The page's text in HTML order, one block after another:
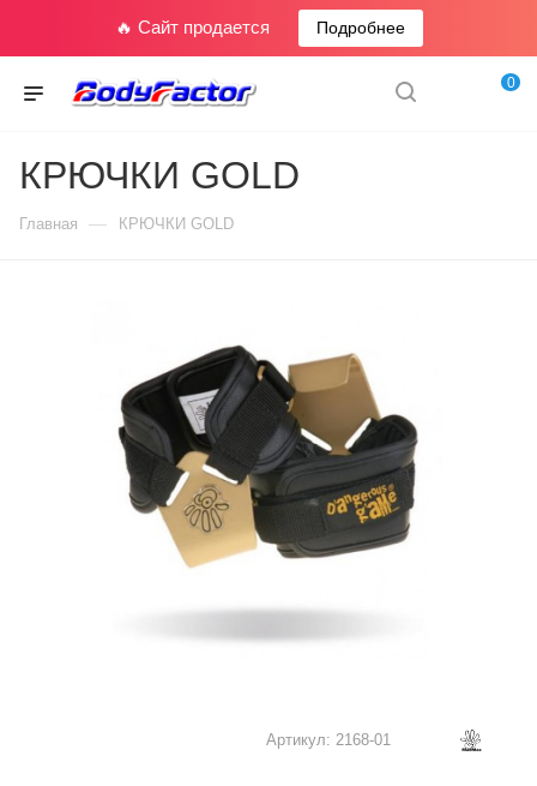
🔥 Сайт продается Подробнее
0
КРЮЧКИ GOLD
Главная — КРЮЧКИ GOLD
Артикул: 2168-01